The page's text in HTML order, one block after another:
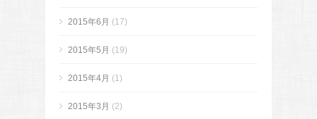
2015年6月 (17)
2015年5月 (19)
2015年4月 (1)
2015年3月 (2)